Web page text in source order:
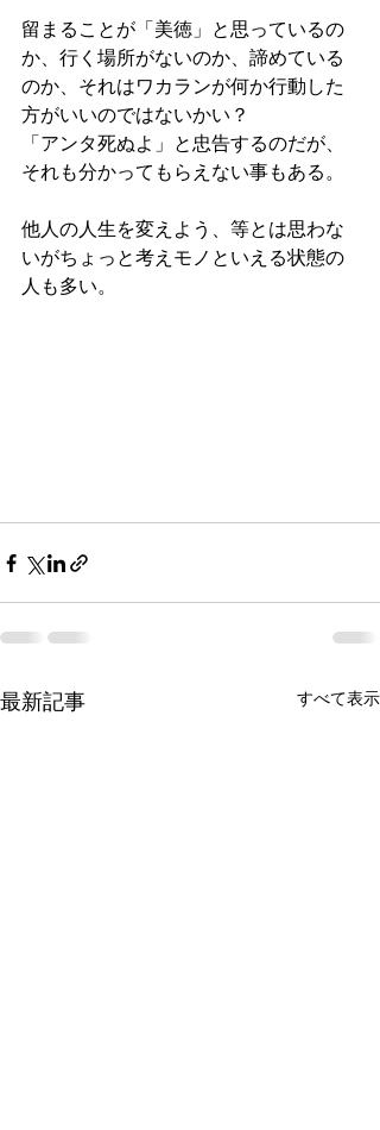
留まることが「美徳」と思っているの
か、行く場所がないのか、諦めている
のか、それはワカランが何か行動した
方がいいのではないかい？
「アンタ死ぬよ」と忠告するのだが、
それも分かってもらえない事もある。
他人の人生を変えよう、等とは思わな
いがちょっと考えモノといえる状態の
人も多い。
最新記事 すべて表示